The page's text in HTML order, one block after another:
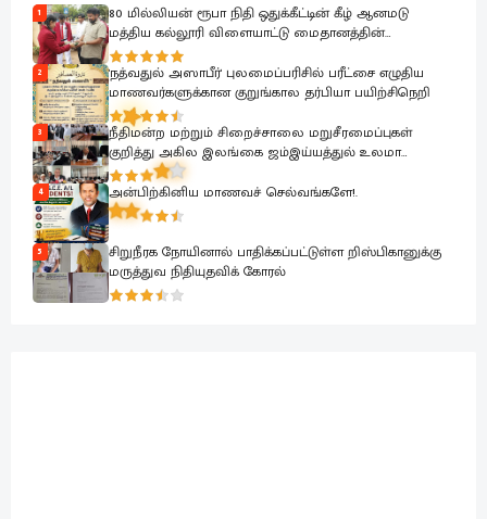
1
80 மில்லியன் ரூபா நிதி ஒதுக்கீட்டின் கீழ் ஆனமடு
மத்திய கல்லூரி விளையாட்டு மைதானத்தின்
அபிவிருத்தி பணிகள் ஆரம்பம்.
2
'நத்வதுல் அஸாபீர்' புலமைப்பரிசில் பரீட்சை எழுதிய
மாணவர்களுக்கான குறுங்கால தர்பியா பயிற்சிநெறி
3
நீதிமன்ற மற்றும் சிறைச்சாலை மறுசீரமைப்புகள்
குறித்து அகில இலங்கை ஜம்இய்யத்துல் உலமா
சபைக்கு தெளிவுபடுத்தும் நிகழ்வு
4 அன்பிற்கினிய மாணவச் செல்வங்களே!.
5
சிறுநீரக நோயினால் பாதிக்கப்பட்டுள்ள றிஸ்பிகானுக்கு
மருத்துவ நிதியுதவிக் கோரல்